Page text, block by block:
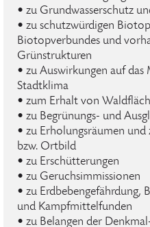
• zu Grundwasserschutz
• zu schutzwürdigen
Biotopverbundes und
Grünstrukturen
• zu Auswirkungen auf das
Stadtklima
• zum Erhalt von
• zu Begrünungs- und
• zu Erholungsräumen und
bzw. Ortbild
• zu Erschütterungen
• zu Geruchsimmissionen
• zu Erdbebengefährdung,
und Kampfmittelfunden
• zu Belangen der